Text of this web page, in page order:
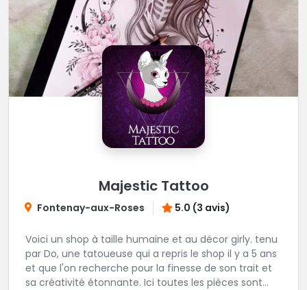
Majestic Tattoo
Fontenay-aux-Roses 5.0 (3 avis)
Voici un shop à taille humaine et au décor girly. tenu
par Do, une tatoueuse qui a repris le shop il y a 5 ans
et que l'on recherche pour la finesse de son trait et
sa créativité étonnante. Ici toutes les pièces sont